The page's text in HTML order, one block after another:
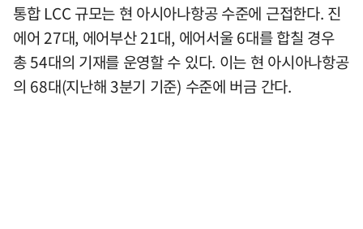
통합 LCC 규모는 현 아시아나항공 수준에 근접한다. 진
에어 27대, 에어부산 21대, 에어서울 6대를 합칠 경우
총 54대의 기재를 운영할 수 있다. 이는 현 아시아나항공
의 68대(지난해 3분기 기준) 수준에 버금 간다.